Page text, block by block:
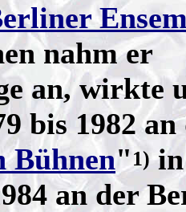
nahm er
an, wirkte
bis 1982 an
Bühnen"1)in
an der